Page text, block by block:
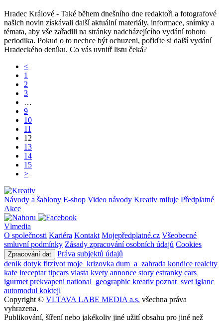
Hradec Králové - Také během dnešního dne redaktoři a fotografové
našich novin získávali další aktuální materiály, informace, snímky a
témata, aby vše zařadili na stránky nadcházejícího vydání tohoto
periodika. Pokud o to nechce být ochuzeni, pořiďte si další vydání
Hradeckého deníku. Co vás uvnitř listu čeká?
<
1
2
3
…
9
10
11
12
13
14
15
>
Návody a šablony E-shop Video návody Kreativ miluje Předplatné
Akce
Vlmedia
O společnosti Kariéra Kontakt Mojepředplatné.cz Všeobecné
smluvní podmínky Zásady zpracování osobních údajů Cookies
Zpracování dat
Práva subjektů údajů
denik dotyk fitzivot moje_krizovka dum_a_zahrada kondice realcity
kafe ireceptartipcars vlasta kvety annonce story estranky cars
igurmet prekvapeni national_geographic kreativ poznat_svet iglanc
automodul koktejl
Copyright © VLTAVA LABE MEDIA a.s. všechna práva
vyhrazena.
Publikování, šíření nebo jakékoliv jiné užití obsahu pro jiné než